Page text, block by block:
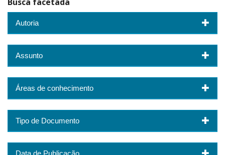
Autoria
Assunto
Áreas de conhecimento
Tipo de Documento
Data de Publicação